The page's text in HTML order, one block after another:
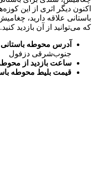
اکنون دیگر اثری از این
باستانی علاقه دارید،
که می‌توانید از آن بازدید کنید.
آدرس محوطه
جنوب‌شرقی دزفول
ساعت بازدید از
قیمت بلیط محوطه